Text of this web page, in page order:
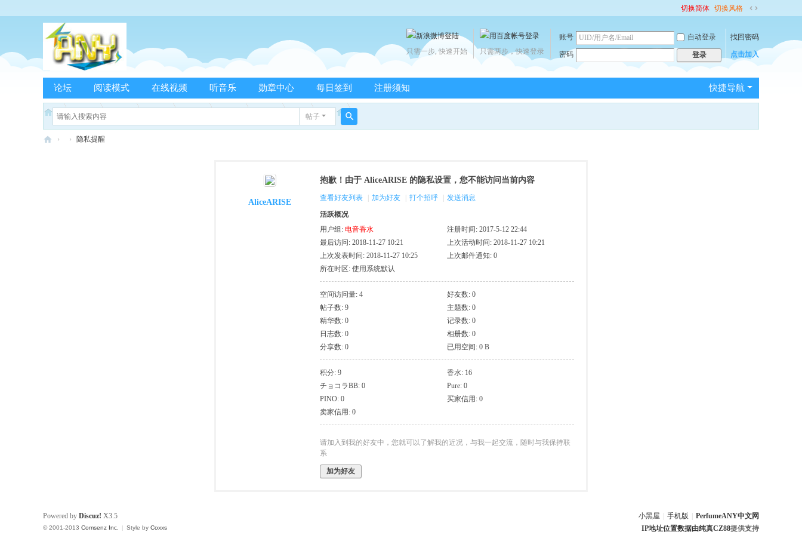
切换简体 切换风格
切
到
宽
版
账号 自动登录 找回密码
密码 登录 点击加入
只需两步，快速登录
只需一步, 快速开始
快捷导航
论坛 阅读模式 在线视频 听音乐 勋章中心 每日签到 注册须知
帖子
搜
› › 隐私提醒
AliceARISE
抱歉！由于 AliceARISE 的隐私设置，您不能访问当前内容
查看好友列表 加为好友 打个招呼
发送消息
活跃概况
用户组: 电音香水
注册时间: 2017-5-12 22:44
最后访问: 2018-11-27 10:21
上次活动时间: 2018-11-27 10:21
上次发表时间: 2018-11-27 10:25
上次邮件通知: 0
所在时区: 使用系统默认
空间访问量: 4
好友数: 0
帖子数: 9
主题数: 0
精华数: 0
记录数: 0
日志数: 0
相册数: 0
分享数: 0
已用空间: 0 B
积分: 9
香水: 16
チョコラBB: 0
Pure: 0
PINO: 0
买家信用: 0
卖家信用: 0
请加入到我的好友中，您就可以了解我的近况，与我一起交流，随时与我保持联
系
加为好友
小黑屋 手机版
PerfumeANY中文网
IP地址位置数据由纯真CZ88提供支持
Powered by Discuz! X3.5
© 2001-2013 Comsenz Inc. | Style by Coxxs